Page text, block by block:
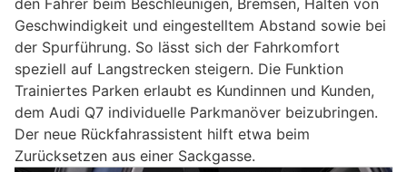
den Fahrer beim Beschleunigen, Bremsen, Halten von
Geschwindigkeit und eingestelltem Abstand sowie bei
der Spurführung. So lässt sich der Fahrkomfort
speziell auf Langstrecken steigern. Die Funktion
Trainiertes Parken erlaubt es Kundinnen und Kunden,
dem Audi Q7 individuelle Parkmanöver beizubringen.
Der neue Rückfahrassistent hilft etwa beim
Zurücksetzen aus einer Sackgasse.